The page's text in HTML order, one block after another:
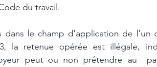
du travail.
le champ d’application de l’un
3, la retenue opérée est illégale,
peut ou non prétendre au